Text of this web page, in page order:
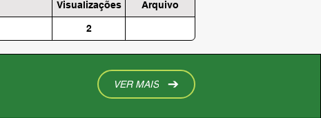
Visualizações Arquivo
2
VER MAIS